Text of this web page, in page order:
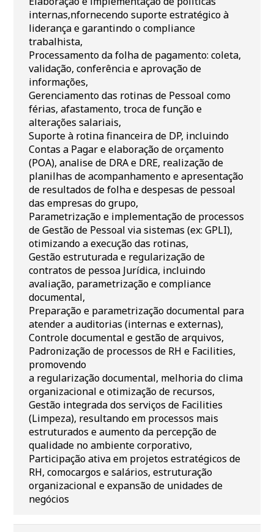
internas,nfornecendo suporte estratégico à
liderança e garantindo o compliance
trabalhista,
Processamento da folha de pagamento: coleta,
validação, conferência e aprovação de
informações,
Gerenciamento das rotinas de Pessoal como
férias, afastamento, troca de função e
alterações salariais,
Suporte à rotina financeira de DP, incluindo
Contas a Pagar e elaboração de orçamento
(POA), analise de DRA e DRE, realização de
planilhas de acompanhamento e apresentação
de resultados de folha e despesas de pessoal
das empresas do grupo,
Parametrização e implementação de processos
de Gestão de Pessoal via sistemas (ex: GPLI),
otimizando a execução das rotinas,
Gestão estruturada e regularização de
contratos de pessoa Jurídica, incluindo
avaliação, parametrização e compliance
documental,
Preparação e parametrização documental para
atender a auditorias (internas e externas),
Controle documental e gestão de arquivos,
Padronização de processos de RH e Facilities,
promovendo
a regularização documental, melhoria do clima
organizacional e otimização de recursos,
Gestão integrada dos serviços de Facilities
(Limpeza), resultando em processos mais
estruturados e aumento da percepção de
qualidade no ambiente corporativo,
Participação ativa em projetos estratégicos de
RH, comocargos e salários, estruturação
organizacional e expansão de unidades de
negócios